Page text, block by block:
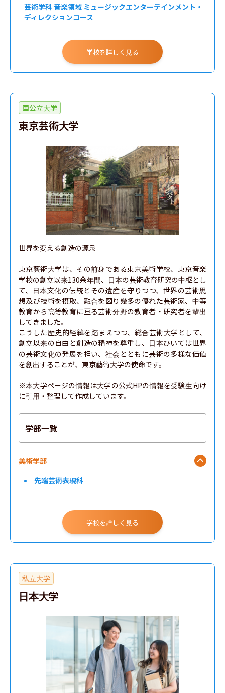
芸術学科 音楽領域 ミュージックエンターテインメント・
ディレクションコース
学校を詳しく見る
国公立大学
東京芸術大学
世界を変える創造の源泉
東京藝術大学は、その前身である東京美術学校、東京音楽
学校の創立以来130余年間、日本の芸術教育研究の中枢とし
て、日本文化の伝統とその遺産を守りつつ、世界の芸術思
想及び技術を摂取、融合を図り幾多の優れた芸術家、中等
教育から高等教育に亘る芸術分野の教育者・研究者を輩出
してきました。
こうした歴史的経緯を踏まえつつ、総合芸術大学として、
創立以来の自由と創造の精神を尊重し、日本ひいては世界
の芸術文化の発展を担い、社会とともに芸術の多様な価値
を創出することが、東京藝術大学の使命です。
※本大学ページの情報は大学の公式HPの情報を受験生向け
に引用・整理して作成しています。
学部一覧
美術学部
先端芸術表現科
学校を詳しく見る
私立大学
日本大学